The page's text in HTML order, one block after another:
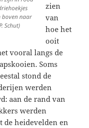
boven naar
Schut)
zien
van
hoe het
ooit
vooral langs de
Soms
stond de
werden
aan de rand van
werden
de heidevelden en